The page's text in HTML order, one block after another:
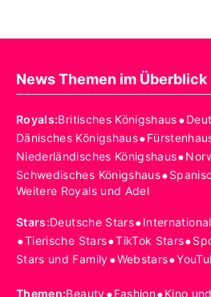
News Themen im Überblick
Royals:Britisches Königshaus•
Dänisches Königshaus•
Niederländisches Königshaus•
Schwedisches Königshaus•
Weitere Royals und Adel
Stars:Deutsche Stars•
•Tierische Stars•TikTok Stars•
Stars und Family•Webstars•
Themen:Beauty Fashion Kino